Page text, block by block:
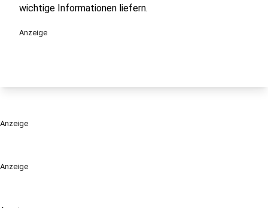
Anzeige
wichtige Informationen liefern.
Anzeige
Anzeige